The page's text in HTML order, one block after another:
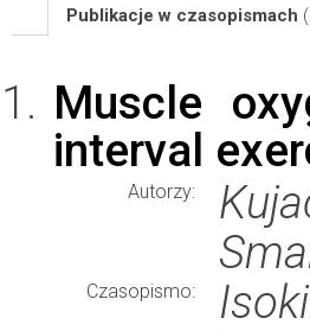
Publikacje w czasopismach
Muscle
interval
Autorzy:
Czasopismo: